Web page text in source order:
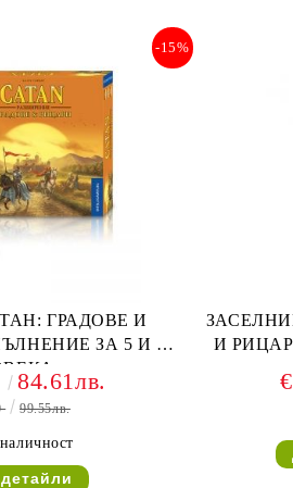
ЗА 5 И 6
-15%
84.61лв.
99.55лв.
И